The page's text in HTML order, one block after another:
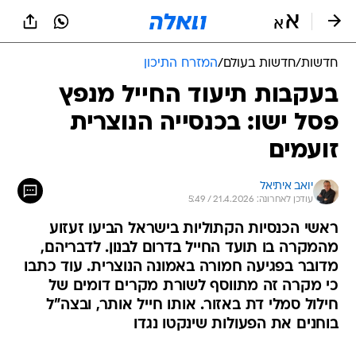
חדשות/חדשות בעולם/המזרח התיכון
בעקבות תיעוד החייל מנפץ
פסל ישו: בכנסייה הנוצרית
זועמים
יואב איתיאל
עודכן לאחרונה: 21.4.2026 / 5:49
ראשי הכנסיות הקתוליות בישראל הביעו זעזוע
מהמקרה בו תועד החייל בדרום לבנון. לדבריהם,
מדובר בפגיעה חמורה באמונה הנוצרית. עוד כתבו
כי מקרה זה מתווסף לשורת מקרים דומים של
חילול סמלי דת באזור. אותו חייל אותר, ובצה"ל
בוחנים את הפעולות שינקטו נגדו